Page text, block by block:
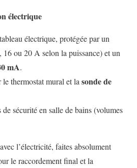
électrique
électrique, protégée par un
16 ou 20 A selon la puissance) et un
mA.
thermostat mural et la sonde de
sécurité en salle de bains (volumes
l’électricité, faites absolument
le raccordement final et la